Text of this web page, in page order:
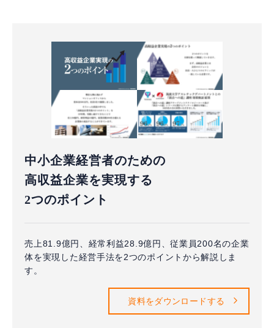
中小企業経営者のための
高収益企業を実現する
2つのポイント
売上81.9億円、経常利益28.9億円、従業員200名の企業
体を実現した経営手法を2つのポイントから解説しま
す。
資料をダウンロードする